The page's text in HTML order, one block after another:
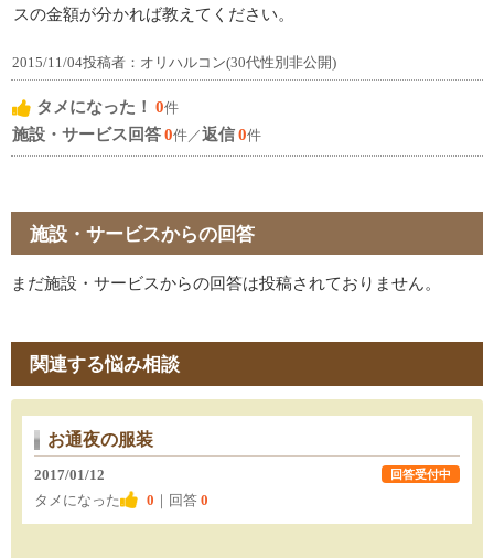
スの金額が分かれば教えてください。
2015/11/04投稿者：オリハルコン(30代性別非公開)
タメになった！ 0件
施設・サービス回答0件／返信0件
施設・サービスからの回答
まだ施設・サービスからの回答は投稿されておりません。
関連する悩み相談
お通夜の服装
2017/01/12
タメになった
0 ｜回答 0
回答受付中